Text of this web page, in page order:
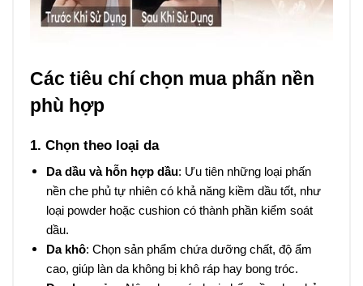
Các tiêu chí chọn mua phấn nền
phù hợp
1. Chọn theo loại da
Da dầu và hỗn hợp dầu: Ưu tiên những loại phấn
nền che phủ tự nhiên có khả năng kiềm dầu tốt, như
loại powder hoặc cushion có thành phần kiểm soát
dầu.
Da khô: Chọn sản phẩm chứa dưỡng chất, độ ẩm
cao, giúp làn da không bị khô ráp hay bong tróc.